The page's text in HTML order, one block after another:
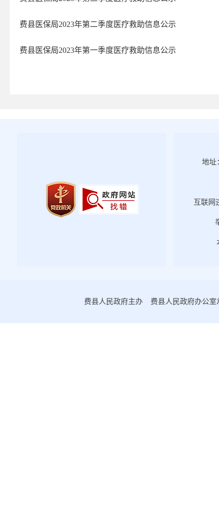
费县医保局2023年第二季度医疗救助信息公示
费县医保局2023年第一季度医疗救助信息公示
地址
互联网
费县人民政府主办 费县人民政府办公